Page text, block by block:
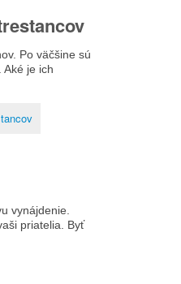
Po väčšine sú
je ich
vynájdenie.
priatelia. Byť